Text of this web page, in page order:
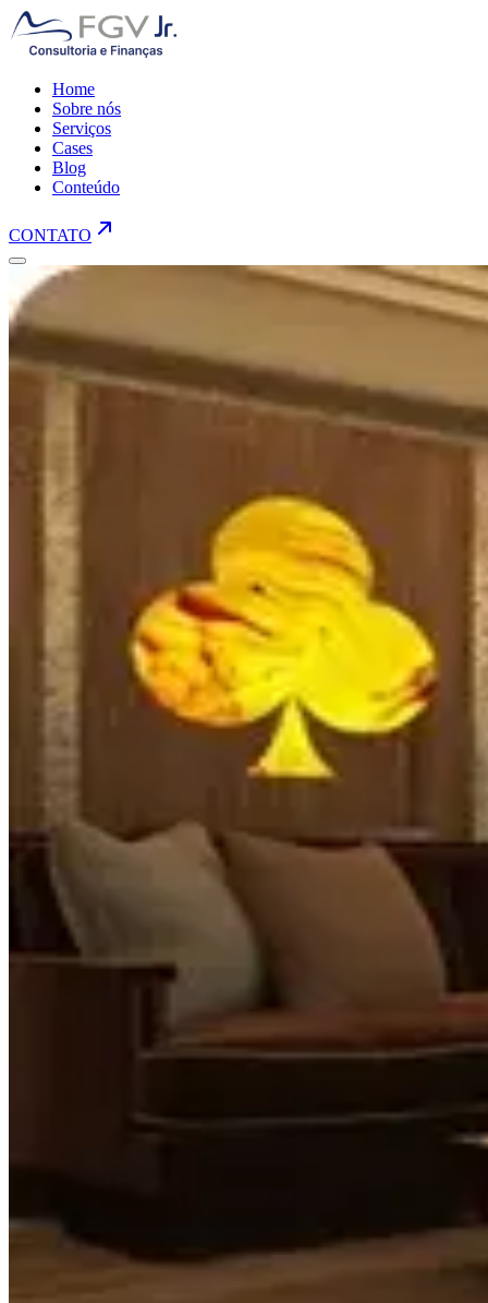
Home
Sobre nós
Serviços
Cases
Blog
Conteúdo
CONTATO